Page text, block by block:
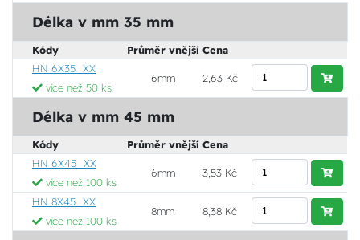
Délka v mm 35 mm
Kódy Průměr vnější Cena
HN 6X35_XX
více než 50 ks
6mm 2,63 Kč
Délka v mm 45 mm
Kódy Průměr vnější Cena
HN 6X45_XX
více než 100 ks
6mm 3,53 Kč
HN 8X45_XX
více než 100 ks
8mm 8,38 Kč